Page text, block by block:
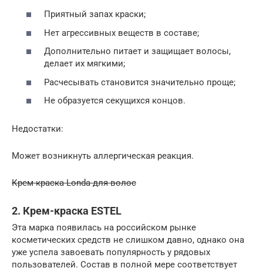
Приятный запах краски;
Нет агрессивных веществ в составе;
Дополнительно питает и защищает волосы,
делает их мягкими;
Расчесывать становится значительно проще;
Не образуется секущихся концов.
Недостатки:
Может возникнуть аллергическая реакция.
Крем-краска Londa для волос
2. Крем-краска ESTEL
Эта марка появилась на российском рынке
косметических средств не слишком давно, однако она
уже успела завоевать популярность у рядовых
пользователей. Состав в полной мере соответствует